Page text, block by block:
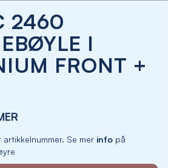
2460
I
FRONT +
Se mer info på